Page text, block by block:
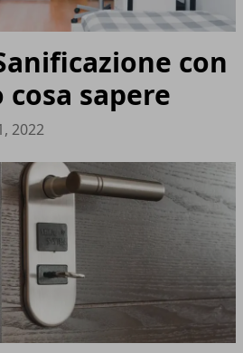
con
cosa sapere
2022